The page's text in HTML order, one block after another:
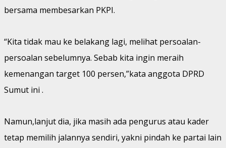
bersama membesarkan PKPI.
“Kita tidak mau ke belakang lagi, melihat persoalan-
persoalan sebelumnya. Sebab kita ingin meraih
kemenangan target 100 persen,”kata anggota DPRD
Sumut ini .
Namun,lanjut dia, jika masih ada pengurus atau kader
tetap memilih jalannya sendiri, yakni pindah ke partai lain